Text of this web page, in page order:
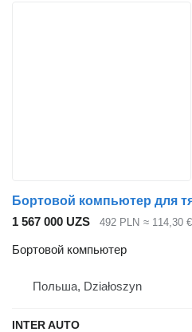
Бортовой компьютер для
1 567 000 UZS
492 PLN ≈ 114,30 €
Бортовой компьютер
Польша, Działoszyn
INTER AUTO